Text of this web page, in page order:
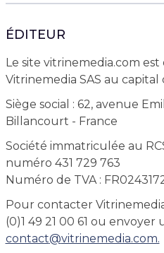
ÉDITEUR
Le site vitrinemedia.com
Vitrinemedia SAS au capital
Siège social : 62, avenue
Billancourt - France
Société immatriculée au
numéro 431 729 763
Numéro de TVA :
Pour contacter
(0)1 49 21 00 61 ou envoyer
contact@vitrinemedia.com.